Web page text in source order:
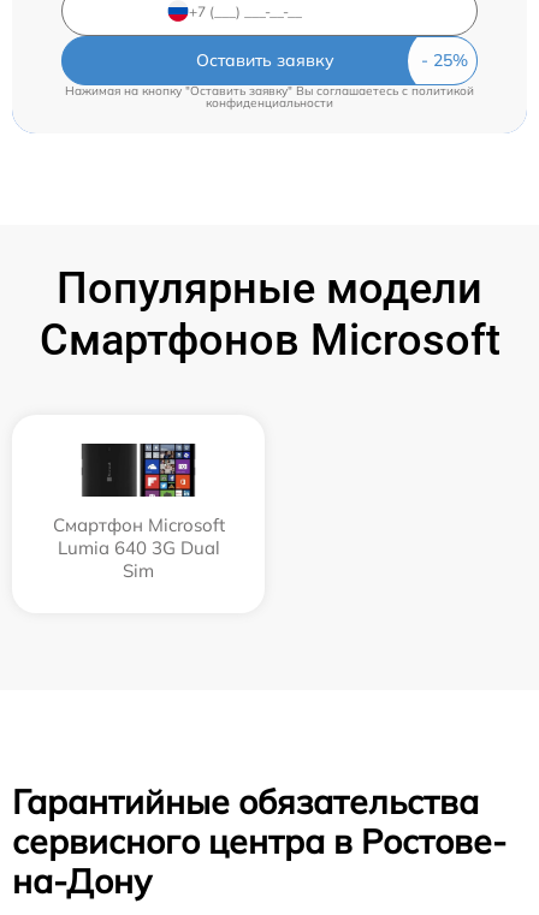
Оставить заявку
Нажимая на кнопку "Оставить заявку" Вы соглашаетесь c политикой
конфиденциальности
Популярные модели
Смартфонов Microsoft
Смартфон Microsoft
Lumia 640 3G Dual
Sim
Гарантийные обязательства
сервисного центра в Ростове-
на-Дону